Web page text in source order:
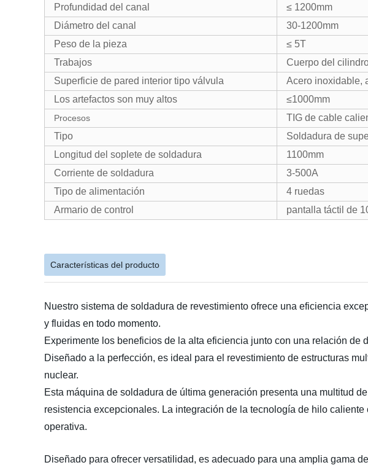
Profundidad del canal
≤ 1200mm
Diámetro del canal
30-1200mm
Peso de la pieza
≤ 5T
Trabajos
Cuerpo del
Superficie de pared interior tipo válvula
Acero inoxidable,
Los artefactos son muy altos
≤1000mm
Procesos
TIG de cable
Tipo
Soldadura de
Longitud del soplete de soldadura
1100mm
Corriente de soldadura
3-500A
Tipo de alimentación
4 ruedas
Armario de control
pantalla táctil de
Características del producto
Nuestro sistema de soldadura de revestimiento ofrece una eficiencia
y fluidas en todo momento.
Experimente los beneficios de la alta eficiencia junto con una relación de
Diseñado a la perfección, es ideal para el revestimiento de estructuras
nuclear.
Esta máquina de soldadura de última generación presenta una multitud
resistencia excepcionales. La integración de la tecnología de hilo
operativa.
Diseñado para ofrecer versatilidad, es adecuado para una amplia gama